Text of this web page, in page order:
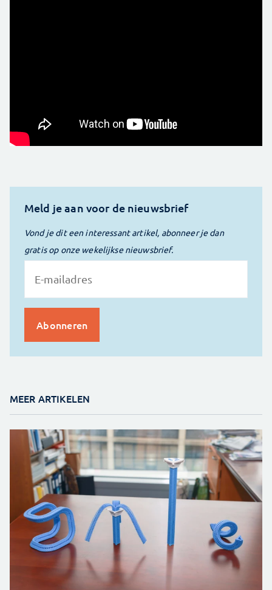
Meld je aan voor de nieuwsbrief
Vond je dit een interessant artikel, abonneer je dan
gratis op onze wekelijkse nieuwsbrief.
MEER ARTIKELEN